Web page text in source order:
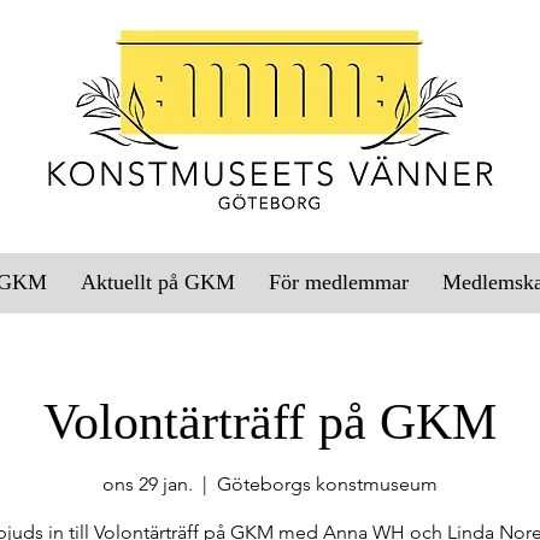
Aktuellt på GKM För medlemmar
Volontärträff på GKM
ons 29 jan.
  |
Göteborgs konstmuseum
in till Volontärträff på GKM med Anna WH och Linda